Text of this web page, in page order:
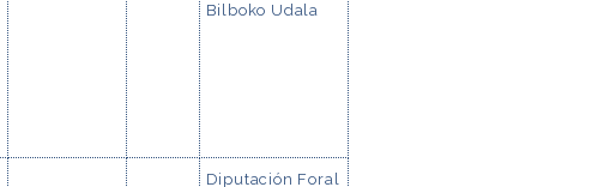
Bilboko Udala
Diputación Foral